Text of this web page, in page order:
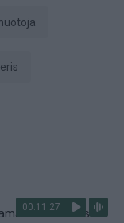
00:11:27
vertinantis